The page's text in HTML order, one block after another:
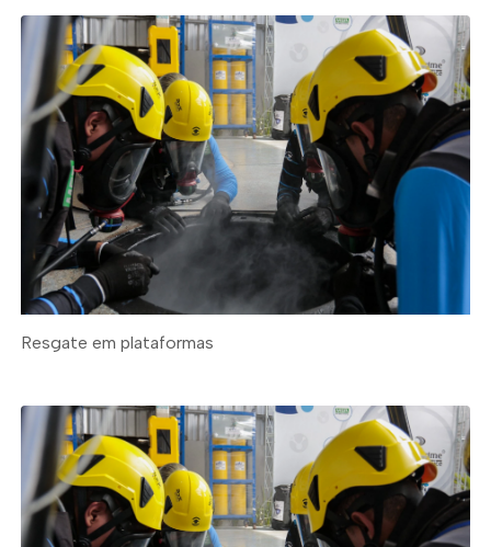
Resgate em plataformas